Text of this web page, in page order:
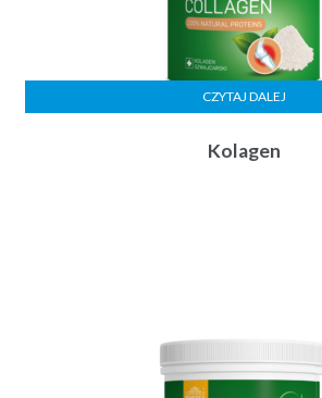
Kolagen
CZYTAJ DALEJ